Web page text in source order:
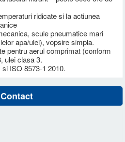
ridicate si la actiunea
scule pneumatice mari
apa/ulei), vopsire simpla.
pentru aerul comprimat (conform
ulei clasa 3.
ISO 8573-1 2010.
Contact